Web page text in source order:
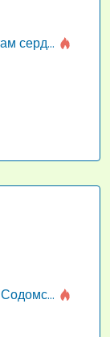
1552 – Где сокровище наше – там сердце, там помышления
088 – Царь Мелхиседек и царь Содомский